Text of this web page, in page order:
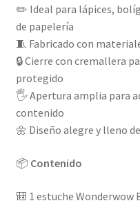
✏️ Ideal para lápices,
de papelería
🧵 Fabricado con
🔒 Cierre con cremallera
protegido
🖐️ Apertura amplia para
contenido
🌼 Diseño alegre y lleno
📦 Contenido
🎒 1 estuche Wonderwow